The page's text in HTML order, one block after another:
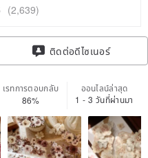
(2,639)
ติดต่อดีไซเนอร์
เรทการตอบกลับ
86%
ออนไลน์ล่าสุด
1 - 3 วันที่ผ่านมา